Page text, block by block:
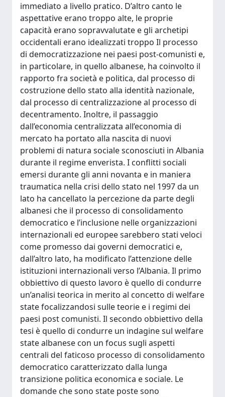
immediato a livello pratico. D’altro canto le
aspettative erano troppo alte, le proprie
capacità erano sopravvalutate e gli archetipi
occidentali erano idealizzati troppo Il processo
di democratizzazione nei paesi post-comunisti e,
in particolare, in quello albanese, ha coinvolto il
rapporto fra società e politica, dal processo di
costruzione dello stato alla identità nazionale,
dal processo di centralizzazione al processo di
decentramento. Inoltre, il passaggio
dall’economia centralizzata all’economia di
mercato ha portato alla nascita di nuovi
problemi di natura sociale sconosciuti in Albania
durante il regime enverista. I conflitti sociali
emersi durante gli anni novanta e in maniera
traumatica nella crisi dello stato nel 1997 da un
lato ha cancellato la percezione da parte degli
albanesi che il processo di consolidamento
democratico e l’inclusione nelle organizzazioni
internazionali ed europee sarebbero stati veloci
come promesso dai governi democratici e,
dall’altro lato, ha modificato l’attenzione delle
istituzioni internazionali verso l’Albania. Il primo
obbiettivo di questo lavoro è quello di condurre
un’analisi teorica in merito al concetto di welfare
state focalizzandosi sulle teorie e i regimi dei
paesi post comunisti. Il secondo obbiettivo della
tesi è quello di condurre un indagine sul welfare
state albanese con un focus sugli aspetti
centrali del faticoso processo di consolidamento
democratico caratterizzato dalla lunga
transizione politica economica e sociale. Le
domande che sono state poste sono